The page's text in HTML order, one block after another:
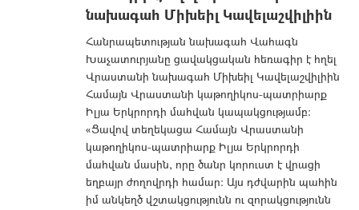
նախագահ Միխեիլ Կավելաշվիլիին
Հանրապետության նախագահ Վահագն
Խաչատուրյանը ցավակցական հեռագիր է հղել
Վրաստանի նախագահ Միխեիլ Կավելաշվիլիին
Համայն Վրաստանի կաթողիկոս-պատրիարք
Իլյա Երկրորդի մահվան կապակցությամբ:
«Ցավով տեղեկացա Համայն Վրաստանի
կաթողիկոս-պատրիարք Իլյա Երկրորդի
մահվան մասին, որը ծանր կորուստ է վրացի
եղբայր ժողովրդի համար։ Այս դժվարին պահին
իմ անկեղծ վշտակցությունն ու զորակցությունն